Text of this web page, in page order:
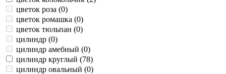
цветок роза (0)
цветок ромашка (0)
цветок тюльпан (0)
цилиндр (0)
цилиндр амебный (0)
цилиндр круглый (78)
цилиндр овальный (0)